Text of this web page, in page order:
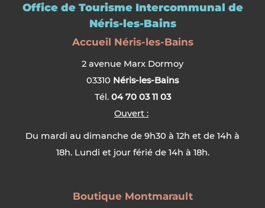
Office de Tourisme Intercommunal de
Néris-les-Bains
Accueil Néris-les-Bains
2 avenue Marx Dormoy
03310 Néris-les-Bains
Tél. 04 70 03 11 03
Ouvert :
Du mardi au dimanche de 9h30 à 12h et de 14h à
18h. Lundi et jour férié de 14h à 18h.
Boutique Montmarault